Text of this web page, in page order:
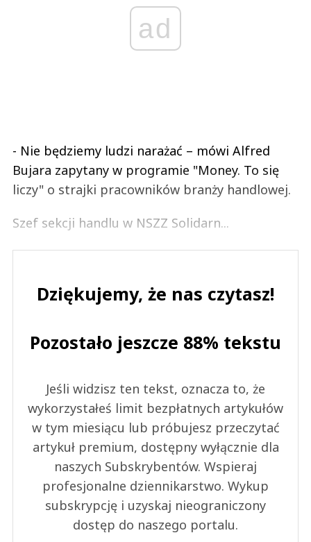
ad
- Nie będziemy ludzi narażać – mówi Alfred
Bujara zapytany w programie "Money. To się
liczy" o strajki pracowników branży handlowej.
Szef sekcji handlu w NSZZ Solidarn...
Dziękujemy, że nas czytasz!
Pozostało jeszcze 88% tekstu
Jeśli widzisz ten tekst, oznacza to, że
wykorzystałeś limit bezpłatnych artykułów
w tym miesiącu lub próbujesz przeczytać
artykuł premium, dostępny wyłącznie dla
naszych Subskrybentów. Wspieraj
profesjonalne dziennikarstwo. Wykup
subskrypcję i uzyskaj nieograniczony
dostęp do naszego portalu.